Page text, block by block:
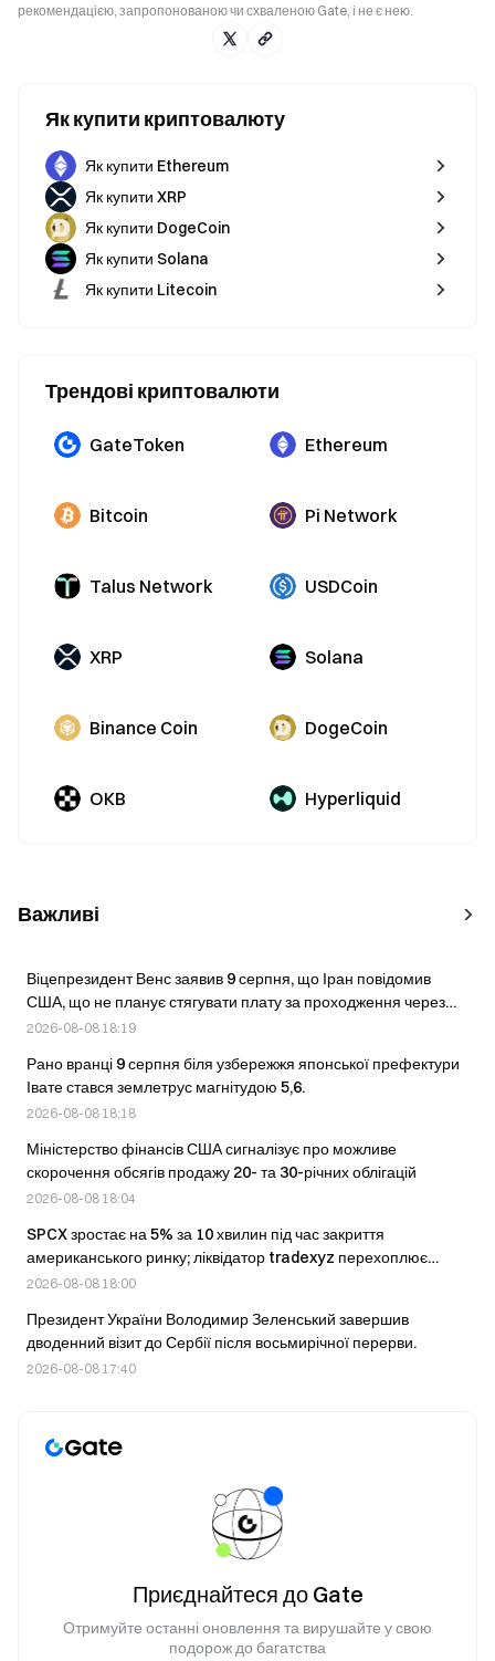
рекомендацією, запропонованою чи схваленою Gate, і не є нею.
Як купити криптовалюту
Як купити Ethereum
Як купити XRP
Як купити DogeCoin
Як купити Solana
Як купити Litecoin
Трендові криптовалюти
GateToken Ethereum
Bitcoin Pi Network
Talus Network USDCoin
XRP Solana
Binance Coin DogeCoin
OKB Hyperliquid
Важливі
Віцепрезидент Венс заявив 9 серпня, що Іран повідомив
США, що не планує стягувати плату за проходження через
Ормузьку протоку.
2026-08-08 18:19
Рано вранці 9 серпня біля узбережжя японської префектури
Івате стався землетрус магнітудою 5,6.
2026-08-08 18:18
Міністерство фінансів США сигналізує про можливе
скорочення обсягів продажу 20- та 30-річних облігацій
2026-08-08 18:04
SPCX зростає на 5% за 10 хвилин під час закриття
американського ринку; ліквідатор tradexyz перехоплює
контроль
2026-08-08 18:00
Президент України Володимир Зеленський завершив
дводенний візит до Сербії після восьмирічної перерви.
2026-08-08 17:40
Приєднайтеся до Gate
Отримуйте останні оновлення та вирушайте у свою
подорож до багатства